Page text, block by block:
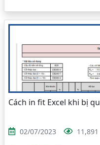
Cách in fit Excel khi bị
02/07/2023 11,891